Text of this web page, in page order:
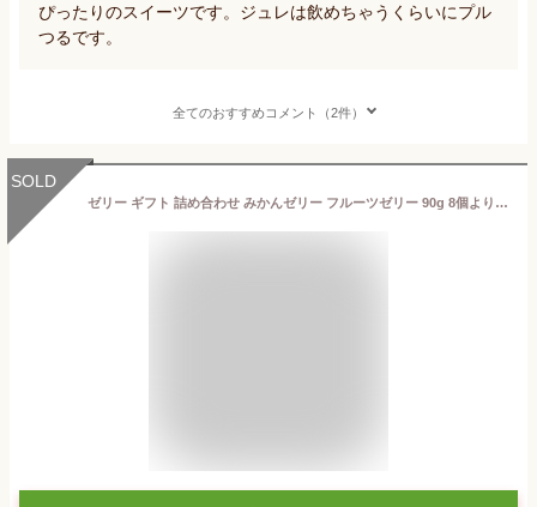
ぴったりのスイーツです。ジュレは飲めちゃうくらいにプル
つるです。
全てのおすすめコメント（2件）
SOLD
ゼリー ギフト 詰め合わせ みかんゼリー フルーツゼリー 90g 8個よりどり 和歌山 無添加 みかんジュレ 贈答用 プレゼント 誕生日 内祝い 結婚祝い 出産祝い 出産内祝い おしゃれ 洋菓子